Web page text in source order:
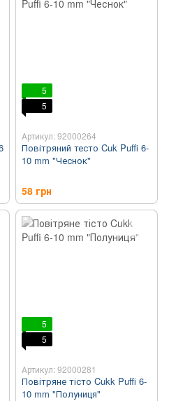
5
5
Артикул: 92000264
Повітряний тесто Cuk Puffi 6-
10 mm "Чеснок"
58 грн
5
5
Артикул: 92000281
Повітряне тісто Cukk Puffi 6-
10 mm "Полуниця"